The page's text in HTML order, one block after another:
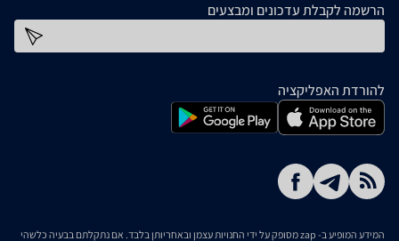
הרשמה לקבלת עדכונים ומבצעים
להורדת האפליקציה
המידע המופיע ב- zap מסופק על ידי החנויות עצמן ובאחריותן בלבד. אם נתקלתם בבעיה כלשהי